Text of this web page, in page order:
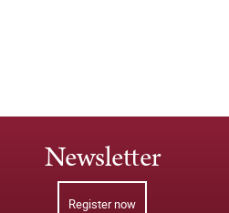
Newsletter
Register now